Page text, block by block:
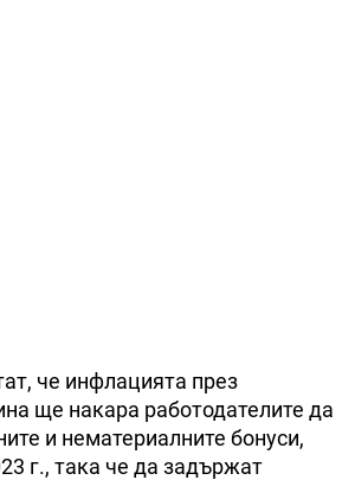
че инфлацията през
ще накара работодателите да
и нематериалните бонуси,
г., така че да задържат